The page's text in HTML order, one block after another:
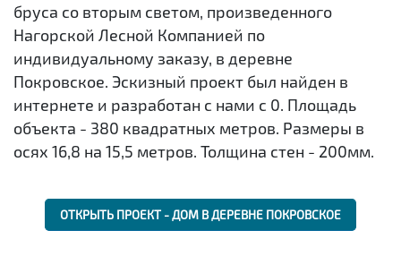
бруса со вторым светом, произведенного
Нагорской Лесной Компанией по
индивидуальному заказу, в деревне
Покровское. Эскизный проект был найден в
интернете и разработан с нами с 0. Площадь
объекта - 380 квадратных метров. Размеры в
осях 16,8 на 15,5 метров. Толщина стен - 200мм.
ОТКРЫТЬ ПРОЕКТ - ДОМ В ДЕРЕВНЕ ПОКРОВСКОЕ